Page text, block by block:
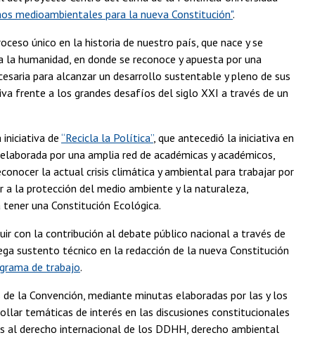
medioambientales para la nueva Constitución".
único en la historia de nuestro país, que nace y se
humanidad, en donde se reconoce y apuesta por una
para alcanzar un desarrollo sustentable y pleno de sus
frente a los grandes desafíos del siglo XXI a través de un
de “Recicla la Política”, que antecedió la iniciativa en
por una amplia red de académicas y académicos,
la actual crisis climática y ambiental para trabajar por
la protección del medio ambiente y la naturaleza,
una Constitución Ecológica.
con la contribución al debate público nacional a través de
sustento técnico en la redacción de la nueva Constitución
de trabajo.
la Convención, mediante minutas elaboradas por las y los
temáticas de interés en las discusiones constitucionales
derecho internacional de los DDHH, derecho ambiental